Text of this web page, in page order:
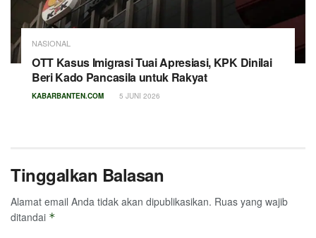
NASIONAL
OTT Kasus Imigrasi Tuai Apresiasi, KPK Dinilai
Beri Kado Pancasila untuk Rakyat
KABARBANTEN.COM 5 JUNI 2026
Tinggalkan Balasan
Alamat email Anda tidak akan dipublikasikan. Ruas yang wajib
ditandai *